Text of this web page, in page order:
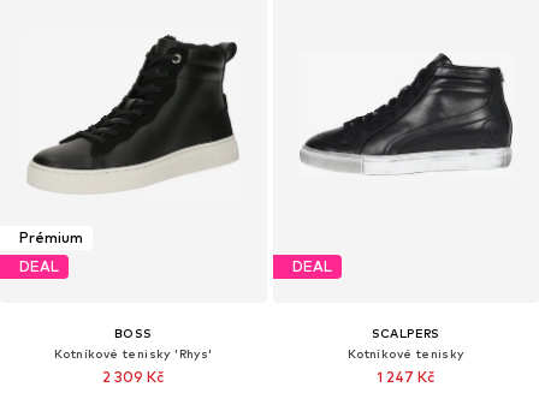
Prémium
DEAL
BOSS
Kotníkové tenisky 'Rhys'
2 309 Kč
DEAL
SCALPERS
Kotníkové tenisky
1 247 Kč